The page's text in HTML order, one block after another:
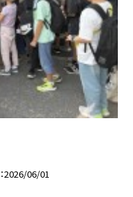
2026/06/01